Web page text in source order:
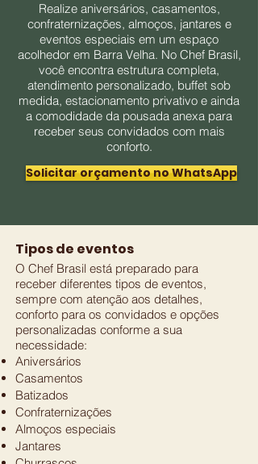
Realize aniversários, casamentos,
confraternizações, almoços, jantares e
eventos especiais em um espaço
acolhedor em Barra Velha. No Chef Brasil,
você encontra estrutura completa,
atendimento personalizado, buffet sob
medida, estacionamento privativo e ainda
a comodidade da pousada anexa para
receber seus convidados com mais
conforto.
Solicitar orçamento no WhatsApp
Tipos de eventos
O Chef Brasil está preparado para
receber diferentes tipos de eventos,
sempre com atenção aos detalhes,
conforto para os convidados e opções
personalizadas conforme a sua
necessidade:
Aniversários
Casamentos
Batizados
Confraternizações
Almoços especiais
Jantares